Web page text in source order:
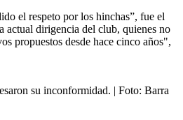
el respeto por los hinchas”, fue el
actual dirigencia del club, quienes no
propuestos desde hace cinco años",
su inconformidad. | Foto: Barra